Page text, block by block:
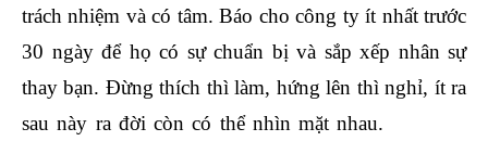
trách nhiệm và có tâm. Báo cho công ty ít nhất trước
30 ngày để họ có sự chuẩn bị và sắp xếp nhân sự
thay bạn. Đừng thích thì làm, hứng lên thì nghỉ, ít ra
sau này ra đời còn có thể nhìn mặt nhau.